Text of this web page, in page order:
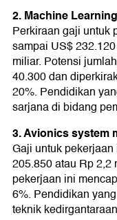
2. Machine
Perkiraan gaji untuk
sampai US$
miliar. Potensi
40.300 dan
20%. Pendidikan
sarjana di bidang
3. Avionics system
Gaji untuk
205.850 atau Rp 2,2
pekerjaan ini
6%. Pendidikan
teknik